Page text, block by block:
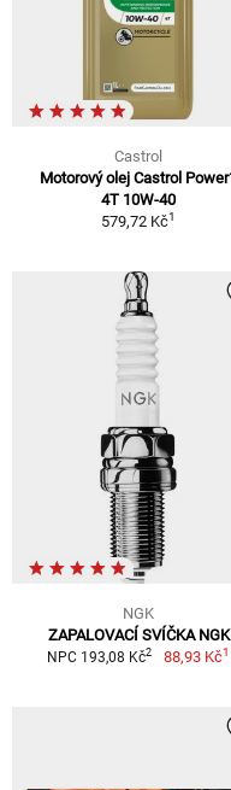
Castrol
Motorový olej Castrol
4T 10W-40
579,72 Kč1
NGK
ZAPALOVACÍ SVÍČKA NGK
NPC 193,08 Kč2 88,93 Kč1